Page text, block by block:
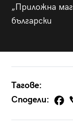
„Приложна
български
Тагове:
Сподели: